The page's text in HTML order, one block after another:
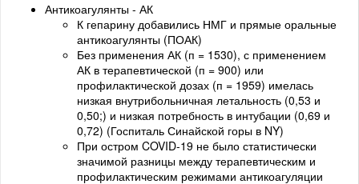
Антикоагулянты - АК
К гепарину добавились НМГ и прямые оральные
антикоагулянты (ПОАК)
Без применения АК (п = 1530), с применением
АК в терапевтической (п = 900) или
профилактической дозах (п = 1959) имелась
низкая внутрибольничная летальность (0,53 и
0,50;) и низкая потребность в интубации (0,69 и
0,72) (Госпиталь Синайской горы в NY)
При остром COVID-19 не было статистически
значимой разницы между терапевтическим и
профилактическим режимами антикоагуляции